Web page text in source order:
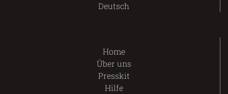
Deutsch
Home
Über uns
Presskit
Hilfe